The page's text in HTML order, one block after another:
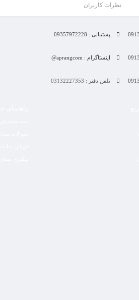
نظرات کاربران
پشتیبانی : 09357972228
اینستاگرام : aprangcom@
تلفن دفتر : 03132227353